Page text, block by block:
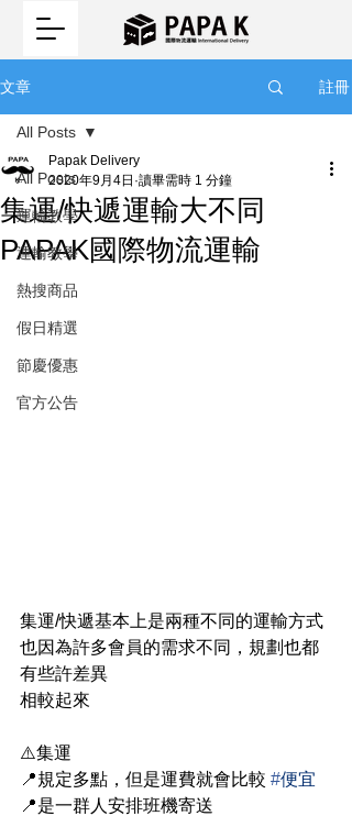
文章 註冊
All Posts
運輸教學
運輸教學
熱搜商品
假日精選
節慶優惠
官方公告
All Posts
集運/快遞運輸大不同
PAPAK國際物流運輸
Papak Delivery
2020年9月4日 讀畢需時 1 分鐘
集運/快遞基本上是兩種不同的運輸方式
也因為許多會員的需求不同，規劃也都
有些許差異
相較起來
⚠️集運
📍規定多點，但是運費就會比較 #便宜
📍是一群人安排班機寄送